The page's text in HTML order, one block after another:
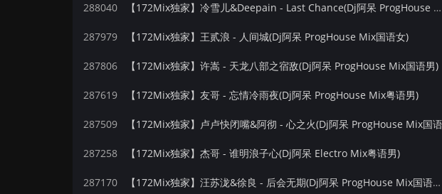
288040 【172Mix独家】冷雪儿&Deepain - Last Chance(Dj阿呆 ProgHouse Mix国语合唱)
287979 【172Mix独家】王贰浪 - 人间城(Dj阿呆 ProgHouse Mix国语女)
287806 【172Mix独家】许嵩 - 天龙八部之宿敌(Dj阿呆 ProgHouse Mix国语男)
287619 【172Mix独家】友哥 - 忘情冷雨夜(Dj阿呆 ProgHouse Mix粤语男)
287509
287258 【172Mix独家】杰哥 - 谁明浪子心(Dj阿呆 Electro Mix粤语男)
287170 【172Mix独家】汪苏泷&徐良 - 后会无期(Dj阿呆 ProgHouse Mix国语合唱)